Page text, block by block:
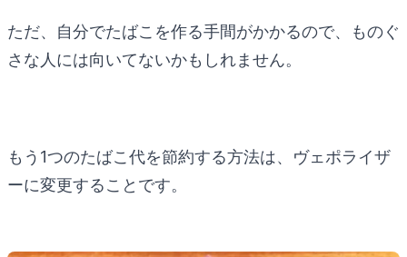
ただ、自分でたばこを作る手間がかかるので、ものぐ
さな人には向いてないかもしれません。
もう1つのたばこ代を節約する方法は、ヴェポライザ
ーに変更することです。